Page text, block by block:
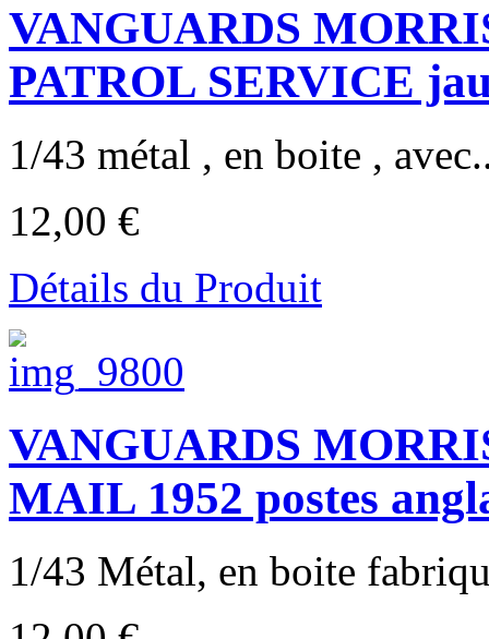
VANGUARDS
PATROL SERVICE
1/43 métal , en boite ,
12,00 €
Détails du Produit
VANGUARDS
MAIL 1952 postes
1/43 Métal, en boite